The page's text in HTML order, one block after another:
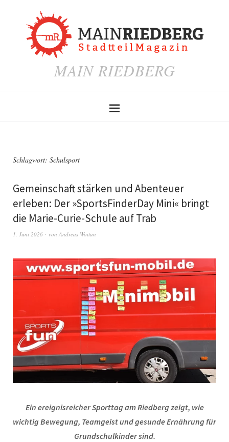
MAIN RIEDBERG
Schlagwort: Schulsport
Gemeinschaft stärken und Abenteuer
erleben: Der »SportsFinderDay Mini« bringt
die Marie-Curie-Schule auf Trab
1. Juni 2026 von Andreas Woitun
Ein ereignisreicher Sporttag am Riedberg zeigt, wie
wichtig Bewegung, Teamgeist und gesunde Ernährung für
Grundschulkinder sind.